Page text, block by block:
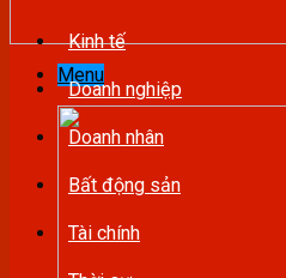
Menu
Kinh tế
Doanh nghiệp
Doanh nhân
Bất động sản
Tài chính